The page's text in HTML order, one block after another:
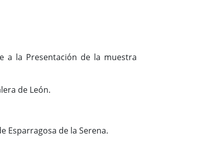
a la Presentación de la muestra
de León.
Esparragosa de la Serena.